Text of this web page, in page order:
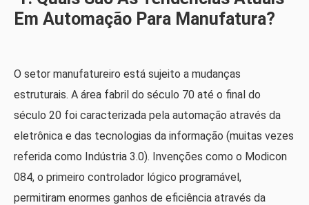
Em Automação Para Manufatura?
O setor manufatureiro está sujeito a mudanças
estruturais. A área fabril do século 70 até o final do
século 20 foi caracterizada pela automação através da
eletrônica e das tecnologias da informação (muitas vezes
referida como Indústria 3.0). Invenções como o Modicon
084, o primeiro controlador lógico programável,
permitiram enormes ganhos de eficiência através da